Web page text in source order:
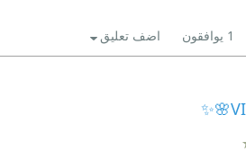
لأي قارئ
الأحداث هادئة حتي تبدأ بالتقدم
1 يوافقون اضف تعليق